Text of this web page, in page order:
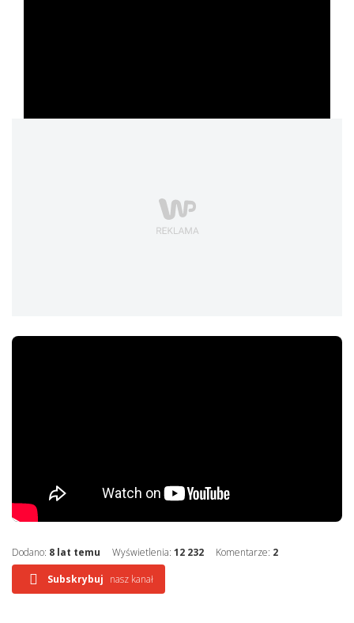
Dodano: 8 lat temu Wyświetlenia: 12 232 Komentarze: 2
Subskrybuj nasz kanał